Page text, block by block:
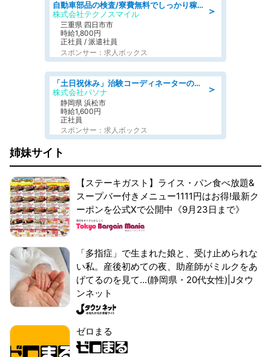
＞
自動車部品の検査/寮費無料でしっかり稼げる denso aichi
株式会社テクノスマイル
三重県 四日市市
時給1,800円
正社員 / 派遣社員
スポンサー：求人ボックス
＞
「土日祝休み」治験コーディネーターのお仕事/未経験OK
株式会社パソナ
静岡県 浜松市
時給1,600円
正社員
スポンサー：求人ボックス
姉妹サイト
【ステーキガスト】ライス・パン食べ放題&
スープバー付きメニュー1111円はお得!最新ク
ーポンを公式Xで公開中《9月23日まで》
「多指症」で生まれた娘と、受け止められな
い私。産後初めての夜、助産師がミルクをあ
げてるのを見て...(静岡県・20代女性)|Jタウ
ンネット
ゼロまる